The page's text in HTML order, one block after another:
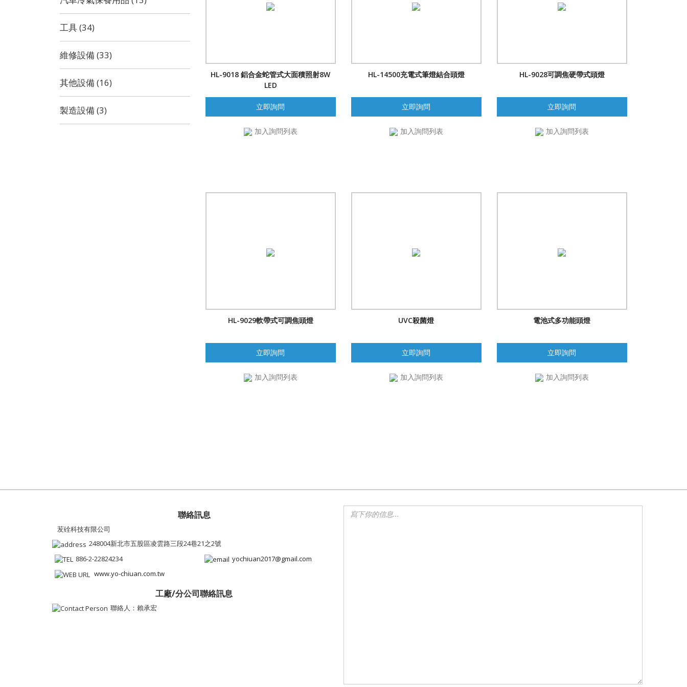
工具 (34)
維修設備 (33)
其他設備 (16)
製造設備 (3)
HL-9018 鋁合金蛇管式大面積照射8W
LED
立即詢問
加入詢問列表
HL-14500充電式筆燈結合頭燈
立即詢問
加入詢問列表
HL-9028可調焦硬帶式頭燈
立即詢問
加入詢問列表
HL-9029軟帶式可調焦頭燈
立即詢問
加入詢問列表
UVC殺菌燈
立即詢問
加入詢問列表
電池式多功能頭燈
立即詢問
加入詢問列表
聯絡訊息
苃硂科技有限公司
248004新北市五股區凌雲路三段24巷21之2號
886-2-22824234
yochiuan2017@gmail.com
www.yo-chiuan.com.tw
工廠/分公司聯絡訊息
聯絡人：賴承宏